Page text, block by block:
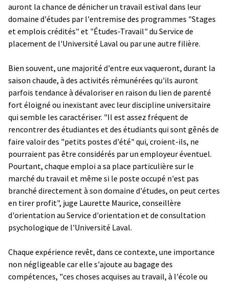
auront la chance de dénicher un travail estival dans leur
domaine d'études par l'entremise des programmes "Stages
et emplois crédités" et "Études-Travail" du Service de
placement de l'Université Laval ou par une autre filière.
Bien souvent, une majorité d'entre eux vaqueront, durant la
saison chaude, à des activités rémunérées qu'ils auront
parfois tendance à dévaloriser en raison du lien de parenté
fort éloigné ou inexistant avec leur discipline universitaire
qui semble les caractériser. "Il est assez fréquent de
rencontrer des étudiantes et des étudiants qui sont gênés de
faire valoir des "petits postes d'été" qui, croient-ils, ne
pourraient pas être considérés par un employeur éventuel.
Pourtant, chaque emploi a sa place particulière sur le
marché du travail et même si le poste occupé n'est pas
branché directement à son domaine d'études, on peut certes
en tirer profit", juge Laurette Maurice, conseillère
d'orientation au Service d'orientation et de consultation
psychologique de l'Université Laval.
Chaque expérience revêt, dans ce contexte, une importance
non négligeable car elle s'ajoute au bagage des
compétences, "ces choses acquises au travail, à l'école ou